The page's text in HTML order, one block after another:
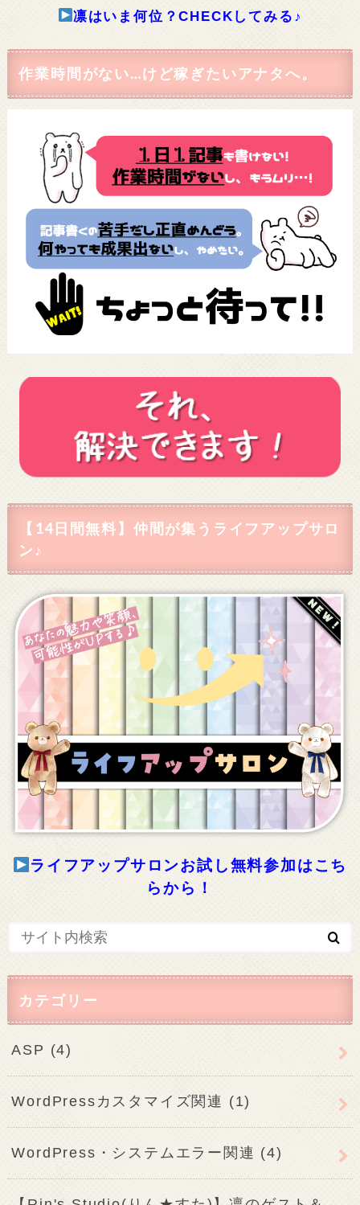
凛はいま何位？CHECKしてみる♪
作業時間がない…けど稼ぎたいアナタへ。
【14日間無料】仲間が集うライフアップサロ
ン♪
ライフアップサロンお試し無料参加はこち
らから！
カテゴリー
ASP (4)
WordPressカスタマイズ関連 (1)
WordPress・システムエラー関連 (4)